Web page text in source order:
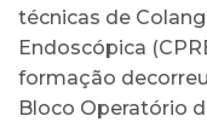
técnicas de
Endoscópica
formação
Bloco Operatório